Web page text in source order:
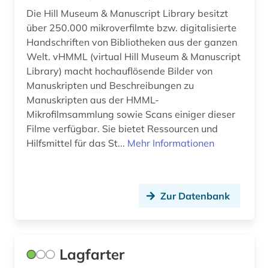
druck (2)
druckgeschichte (1)
druckgrafik (2)
druckgraphik (1)
druckwerk (18)
dziga (1)
edition (1)
Die Hill Museum & Manuscript Library besitzt
über 250.000 mikroverfilmte bzw. digitalisierte
Handschriften von Bibliotheken aus der ganzen
Welt. vHMML (virtual Hill Museum & Manuscript
Library) macht hochauflösende Bilder von
Manuskripten und Beschreibungen zu
Manuskripten aus der HMML-
Mikrofilmsammlung sowie Scans einiger dieser
Filme verfügbar. Sie bietet Ressourcen und
Hilfsmittel für das St... Mehr Informationen
Zur Datenbank
Lagfarter